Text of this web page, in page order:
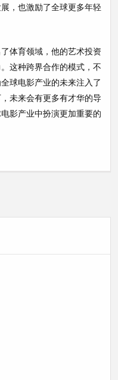
，也激励了全球更多年轻
体育领域，他的艺术投资
这种跨界合作的模式，不
球电影产业的未来注入了
未来会有更多有才华的导
影产业中扮演更加重要的